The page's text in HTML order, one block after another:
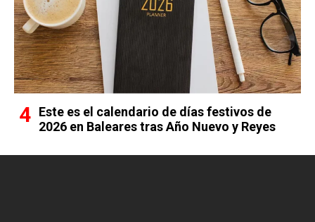
Este es el calendario de días festivos de
2026 en Baleares tras Año Nuevo y Reyes